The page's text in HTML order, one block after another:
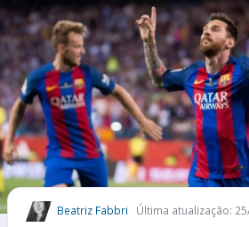
CONMEBOL
FUTEBOL NACIONAL
FUTEBOL INTERNACIONAL
COMO APOSTAR
MAIS ESPORTES
Beatriz Fabbri Última atualização: